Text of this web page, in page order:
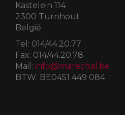
Kastelein 114
2300 Turnhout
België
Tel: 014/44.20.77
Fax: 014/44.20.78
Mail: info@marechal.be
BTW: BE0451 449 084